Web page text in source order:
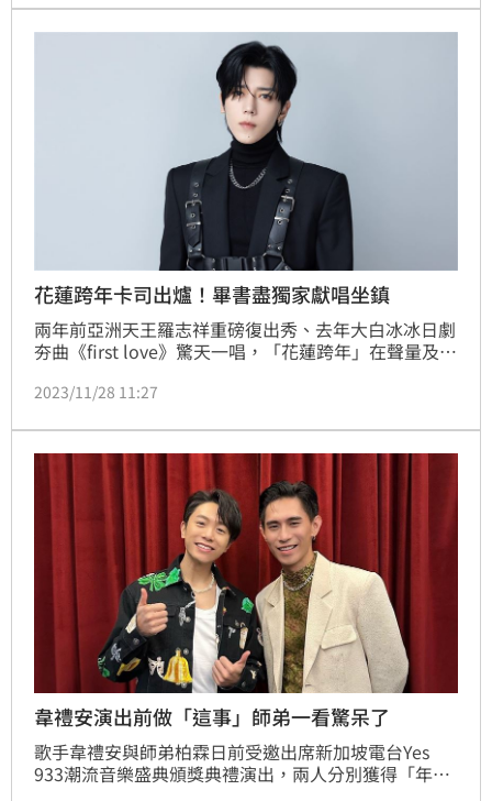
此惺惺相惜卻不能以誠相待的內心掙扎，特別將拍攝地
點定在劇中兩人相遇的「台電勵進餐廳」。
花蓮跨年卡司出爐！畢書盡獨家獻唱坐鎮
兩年前亞洲天王羅志祥重磅復出秀、去年大白冰冰日劇
夯曲《first love》驚天一唱，「花蓮跨年」在聲量及人
待；號稱最懂行銷的縣市今(28日)公布第一波卡司，邀
鐵粉們在網路相揪搶火車票來朝聖！Bii對於跨年演出
相當期待：「睽違5年，很榮幸回到花蓮跟大家跨年，
ㄧ起迎接新年很開心，又可以吃扁食了」
2023/11/28 11:27
韋禮安演出前做「這事」師弟一看驚呆了
歌手韋禮安與師弟柏霖日前受邀出席新加坡電台Yes
933潮流音樂盛典頒獎典禮演出，兩人分別獲得「年度